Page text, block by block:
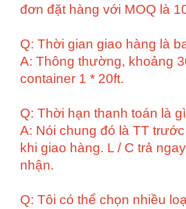
đơn đặt hàng với MOQ là
Q: Thời gian giao hàng là
A: Thông thường, khoảng
container 1 * 20ft.
Q: Thời hạn thanh toán là
A: Nói chung đó là TT
khi giao hàng. L / C trả
nhận.
Q: Tôi có thể chọn nhiều